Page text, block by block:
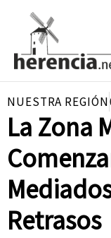
contenido
NUESTRA REGIÓN
La Zona
Retrasos